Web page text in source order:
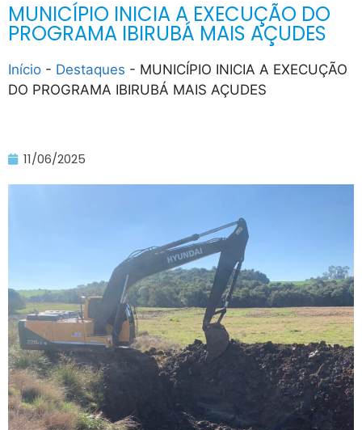
MUNICÍPIO INICIA A EXECUÇÃO DO
PROGRAMA IBIRUBÁ MAIS AÇUDES
Início - Destaques - MUNICÍPIO INICIA A EXECUÇÃO
DO PROGRAMA IBIRUBÁ MAIS AÇUDES
11/06/2025